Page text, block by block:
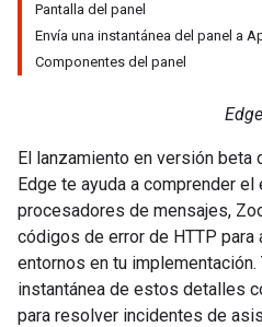
Pantalla del panel
Envía una instantánea del panel a
Componentes del panel
El lanzamiento en versión
Edge te ayuda a comprender
procesadores de mensajes,
códigos de error de HTTP
entornos en tu
instantánea de estos detalles
para resolver incidentes de